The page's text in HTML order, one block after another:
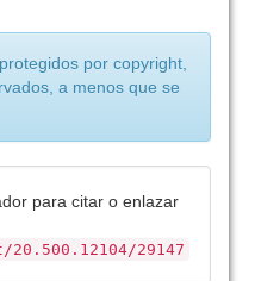
por copyright,
a menos que se
para citar o enlazar
29147